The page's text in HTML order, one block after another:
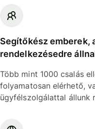
Segítőkész emberek,
rendelkezésedre
Több mint 1000 csalás
folyamatosan elérhető,
ügyfélszolgálattal állunk